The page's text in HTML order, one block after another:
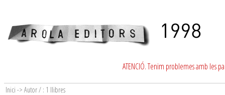
ATENCIÓ. Tenim problemes amb les
Inici -> Autor / : 1 llibres